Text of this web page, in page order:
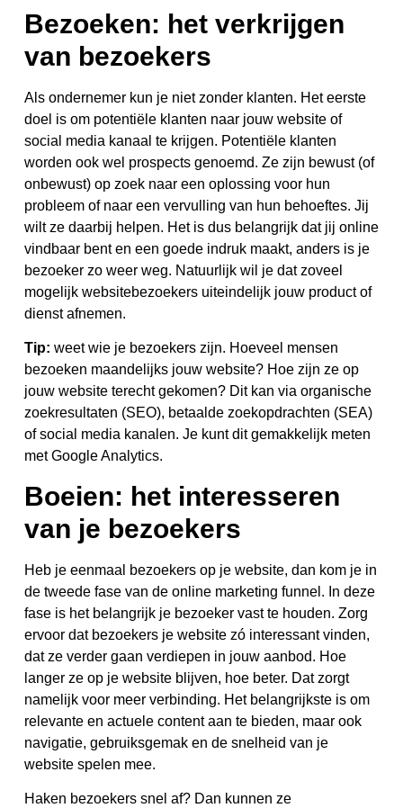
Bezoeken: het verkrijgen
van bezoekers
Als ondernemer kun je niet zonder klanten. Het eerste
doel is om potentiële klanten naar jouw website of
social media kanaal te krijgen. Potentiële klanten
worden ook wel prospects genoemd. Ze zijn bewust (of
onbewust) op zoek naar een oplossing voor hun
probleem of naar een vervulling van hun behoeftes. Jij
wilt ze daarbij helpen. Het is dus belangrijk dat jij online
vindbaar bent en een goede indruk maakt, anders is je
bezoeker zo weer weg. Natuurlijk wil je dat zoveel
mogelijk websitebezoekers uiteindelijk jouw product of
dienst afnemen.
Tip: weet wie je bezoekers zijn. Hoeveel mensen
bezoeken maandelijks jouw website? Hoe zijn ze op
jouw website terecht gekomen? Dit kan via organische
zoekresultaten (SEO), betaalde zoekopdrachten (SEA)
of social media kanalen. Je kunt dit gemakkelijk meten
met Google Analytics.
Boeien: het interesseren
van je bezoekers
Heb je eenmaal bezoekers op je website, dan kom je in
de tweede fase van de online marketing funnel. In deze
fase is het belangrijk je bezoeker vast te houden. Zorg
ervoor dat bezoekers je website zó interessant vinden,
dat ze verder gaan verdiepen in jouw aanbod. Hoe
langer ze op je website blijven, hoe beter. Dat zorgt
namelijk voor meer verbinding. Het belangrijkste is om
relevante en actuele content aan te bieden, maar ook
navigatie, gebruiksgemak en de snelheid van je
website spelen mee.
Haken bezoekers snel af? Dan kunnen ze